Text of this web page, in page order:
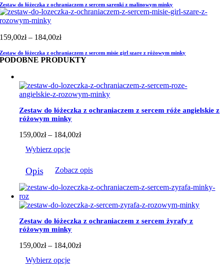
od
159,00zł
Zestaw do łóżeczka z ochraniaczem z sercem sarenki z malinowym minky
159,00zł – 184,00złZakres
od
159,00zł
184,00zł
Zestaw do łóżeczka z ochraniaczem z sercem misie girl szare z różowym minky
PODOBNE PRODUKTY
Zestaw do łóżeczka z ochraniaczem z sercem róże angielskie z
różowym minky
159,00zł – 184,00złZakres
do
Wybierz opcje
produkt
ma
wiele
wariantów.
Opcje
można
wybrać
na
stronie
Opis Zobacz opis
Zestaw do łóżeczka z ochraniaczem z sercem żyrafy z
różowym minky
159,00zł – 184,00złZakres
Wybierz opcje